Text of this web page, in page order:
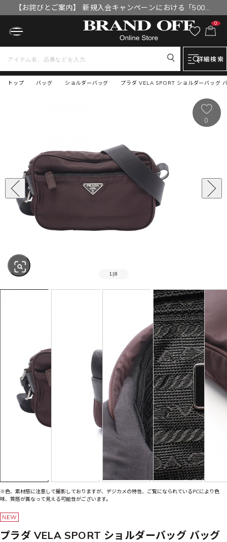
【お詫びとご案内】 新規入会キャンペーンにおける「500円
OFFクーポン」付与漏れと補填について
0
詳細検索
トップ プラダ VELA SPORT ショルダーバッグ
バッグ ショルダーバッグ
SOLD OUT
1 |8
0
※色、素材感に注意して撮影しておりますが、デジカメの特性、ご覧になられているPCにより色
味、質感が異なって見える可能性がございます。
プラダ VELA SPORT ショルダーバッグ バッグ